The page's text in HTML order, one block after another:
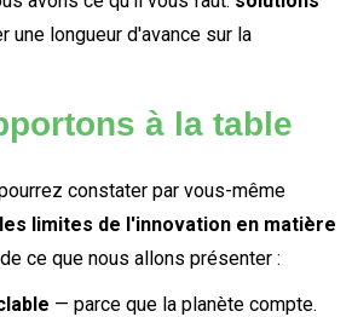
une longueur d'avance sur la
à la table
constater par vous-même
limites de l'innovation en matière
ce que nous allons présenter :
— parce que la planète compte.